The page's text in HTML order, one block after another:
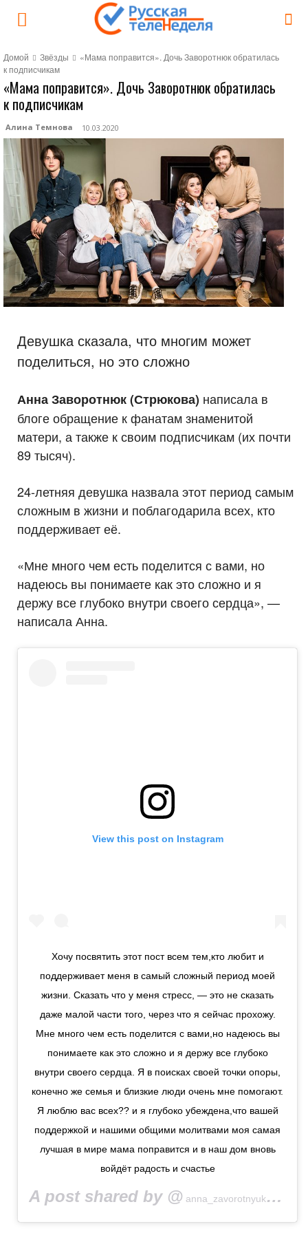
Домой Звёзды
«Мама поправится». Дочь Заворотнюк обратилась
к подписчикам
«Мама поправится». Дочь Заворотнюк обратилась
к подписчикам
Алина Темнова 10.03.2020
Девушка сказала, что многим может
поделиться, но это сложно
Анна Заворотнюк (Стрюкова) написала в
блоге обращение к фанатам знаменитой
матери, а также к своим подписчикам (их почти
89 тысяч).
24-летняя девушка назвала этот период самым
сложным в жизни и поблагодарила всех, кто
поддерживает её.
«Мне много чем есть поделится с вами, но
надеюсь вы понимаете как это сложно и я
держу все глубоко внутри своего сердца», —
написала Анна.
View this post on Instagram
Хочу посвятить этот пост всем тем,кто любит и
поддерживает меня в самый сложный период моей
жизни. Сказать что у меня стресс, — это не сказать
даже малой части того, через что я сейчас прохожу.
Мне много чем есть поделится с вами,но надеюсь вы
понимаете как это сложно и я держу все глубоко
внутри своего сердца. Я в поисках своей точки опоры,
конечно же семья и близкие люди очень мне помогают.
Я люблю вас всех?? и я глубоко убеждена,что вашей
поддержкой и нашими общими молитвами моя самая
лучшая в мире мама поправится и в наш дом вновь
войдёт радость и счастье
A post shared by @ anna_zavorotnyukon